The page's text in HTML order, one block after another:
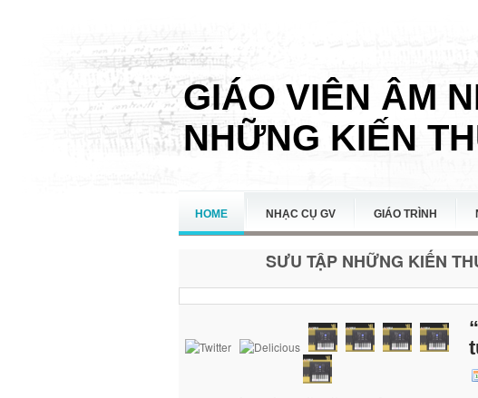
GIÁO VIÊN ÂM
NHỮNG KIẾN
HOME NHẠC CỤ GV GIÁO TRÌNH
SƯU TẬP NHỮNG KIẾN